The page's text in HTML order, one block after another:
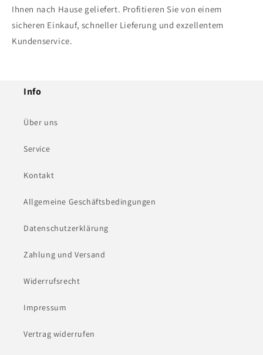
Ihnen nach Hause geliefert. Profitieren Sie von einem
sicheren Einkauf, schneller Lieferung und exzellentem
Kundenservice.
Info
Über uns
Service
Kontakt
Allgemeine Geschäftsbedingungen
Datenschutzerklärung
Zahlung und Versand
Widerrufsrecht
Impressum
Vertrag widerrufen